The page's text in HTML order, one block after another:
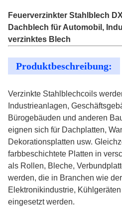
Feuerverzinkter Stahlblech
Dachblech für Automobil,
verzinktes Blech
Produktbeschreibung:
Verzinkte Stahlblechcoils
Industrieanlagen,
Bürogebäuden und anderen
eignen sich für Dachplatten,
Dekorationsplatten usw.
farbbeschichtete Platten in
als Rollen, Bleche,
werden, die in Branchen wie
Elektronikindustrie,
eingesetzt werden.